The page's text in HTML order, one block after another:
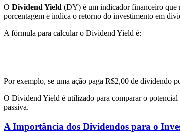
O Dividend Yield (DY) é um indicador financeiro que
porcentagem e indica o retorno do investimento em
A fórmula para calcular o Dividend Yield é:
Por exemplo, se uma ação paga R$2,00 de dividendo
O Dividend Yield é utilizado para comparar o potencial
passiva.
A Importância dos Dividendos para o